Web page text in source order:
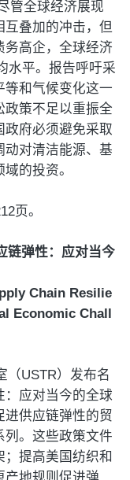
管全球经济展现
互叠加的冲击，但
务高企，全球经济
水平。报告呼吁采
等和气候变化这一
政策不足以重振全
政府必须避免采取
动对清洁能源、基
的投资。
页。
链弹性：应对当今
Chain Resilie
Economic Chall
（USTR）发布名
：应对当今的全球
供应链弹性的贸
列。这些政策文件
提高美国纺织和